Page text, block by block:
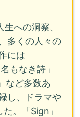
への洞察、
多くの人々の
には
もなき詩」
など多数あ
し、ドラマや
。「Sign」